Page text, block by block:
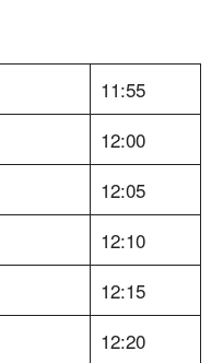
11:55
12:00
12:05
12:10
12:15
12:20